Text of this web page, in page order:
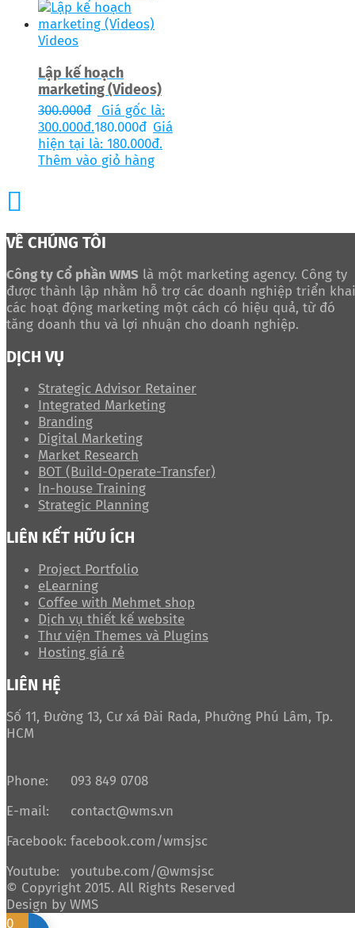
Videos
Lập kế hoạch
marketing (Videos)
300.000đ
Giá gốc là:
300.000đ.180.000đ Giá
hiện tại là: 180.000đ.
Thêm vào giỏ hàng
VỀ CHÚNG TÔI
Công ty Cổ phần WMS là một marketing agency. Công ty
được thành lập nhằm hỗ trợ các doanh nghiệp triển khai
các hoạt động marketing một cách có hiệu quả, từ đó
tăng doanh thu và lợi nhuận cho doanh nghiệp.
DỊCH VỤ
Strategic Advisor Retainer
Integrated Marketing
Branding
Digital Marketing
Market Research
BOT (Build-Operate-Transfer)
In-house Training
Strategic Planning
LIÊN KẾT HỮU ÍCH
Project Portfolio
eLearning
Coffee with Mehmet shop
Dịch vụ thiết kế website
Thư viện Themes và Plugins
Hosting giá rẻ
LIÊN HỆ
Số 11, Đường 13, Cư xá Đài Rada, Phường Phú Lâm, Tp.
HCM
Phone:
093 849 0708
E-mail:
contact@wms.vn
Facebook: facebook.com/wmsjsc
Youtube:
youtube.com/@wmsjsc
© Copyright 2015. All Rights Reserved
Design by WMS
0